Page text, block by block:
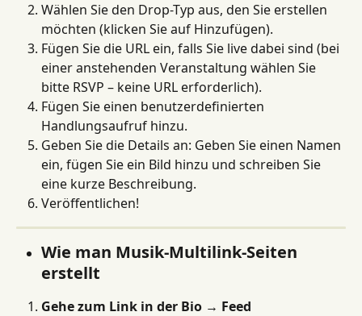
Wählen Sie den Drop-Typ aus, den Sie erstellen
möchten (klicken Sie auf Hinzufügen).
Fügen Sie die URL ein, falls Sie live dabei sind (bei
einer anstehenden Veranstaltung wählen Sie
bitte RSVP – keine URL erforderlich).
Fügen Sie einen benutzerdefinierten
Handlungsaufruf hinzu.
Geben Sie die Details an: Geben Sie einen Namen
ein, fügen Sie ein Bild hinzu und schreiben Sie
eine kurze Beschreibung.
Veröffentlichen!
Wie man Musik-Multilink-Seiten
erstellt
Gehe zum Link in der Bio → Feed